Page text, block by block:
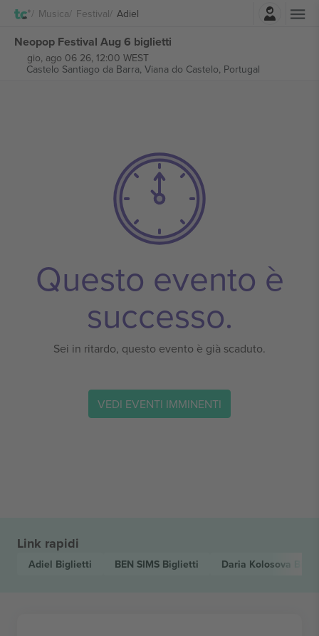
Musica Festival Adiel
Neopop Festival Aug 6 biglietti
gio, ago 06 26, 12:00 WEST
Castelo Santiago da Barra, Viana do Castelo, Portugal
Questo evento è
successo.
Sei in ritardo, questo evento è già scaduto.
VEDI EVENTI IMMINENTI
Link rapidi
Adiel Biglietti BEN SIMS Biglietti Daria Kolosova